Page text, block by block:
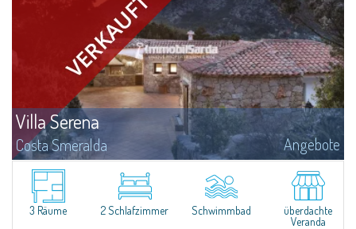
Villa Serena
Costa Smeralda Angebote
​In Alto Pevero, in the middle of Costa Smeralda, a stone's throw from
Pevero Golf and the fascinating beaches of this stretch of coast, Villa
Serena is a magnificent single-family villa for sale recently renovated and...
3 Räume
2 Schlafzimmer Schwimmbad
überdachte
Veranda